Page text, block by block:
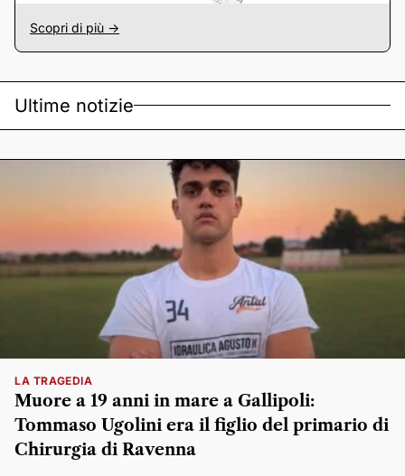
Scopri di più ->
Ultime notizie
LA TRAGEDIA
Muore a 19 anni in mare a Gallipoli:
Tommaso Ugolini era il figlio del primario di
Chirurgia di Ravenna